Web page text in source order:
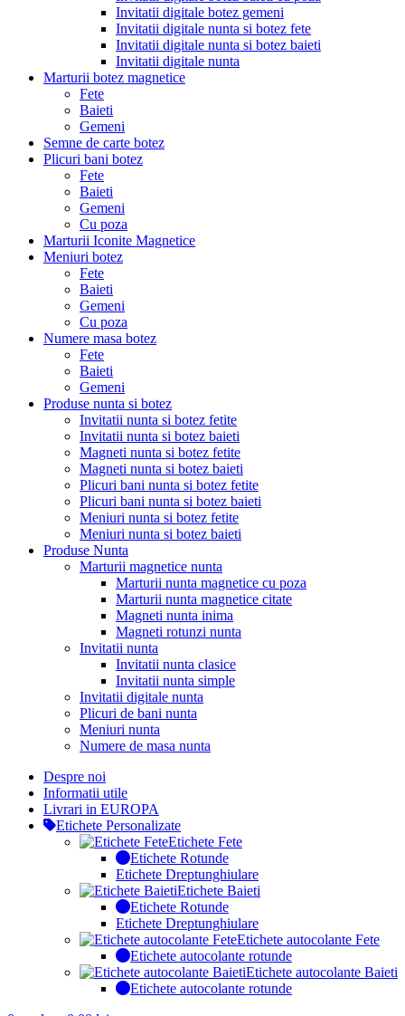
Invitatii digitale botez gemeni
Invitatii digitale nunta si botez fete
Invitatii digitale nunta si botez baieti
Invitatii digitale nunta
Marturii botez magnetice
Fete
Baieti
Gemeni
Semne de carte botez
Plicuri bani botez
Fete
Baieti
Gemeni
Cu poza
Marturii Iconite Magnetice
Meniuri botez
Fete
Baieti
Gemeni
Cu poza
Numere masa botez
Fete
Baieti
Gemeni
Produse nunta si botez
Invitatii nunta si botez fetite
Invitatii nunta si botez baieti
Magneti nunta si botez fetite
Magneti nunta si botez baieti
Plicuri bani nunta si botez fetite
Plicuri bani nunta si botez baieti
Meniuri nunta si botez fetite
Meniuri nunta si botez baieti
Produse Nunta
Marturii magnetice nunta
Marturii nunta magnetice cu poza
Marturii nunta magnetice citate
Magneti nunta inima
Magneti rotunzi nunta
Invitatii nunta
Invitatii nunta clasice
Invitatii nunta simple
Invitatii digitale nunta
Plicuri de bani nunta
Meniuri nunta
Numere de masa nunta
Despre noi
Informatii utile
Livrari in EUROPA
Etichete Personalizate
Etichete Fete
Etichete Rotunde
Etichete Dreptunghiulare
Etichete Baieti
Etichete Rotunde
Etichete Dreptunghiulare
Etichete autocolante Fete
Etichete autocolante rotunde
Etichete autocolante Baieti
Etichete autocolante rotunde